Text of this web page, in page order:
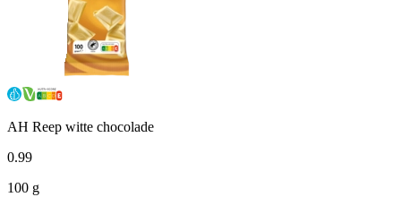
AH Reep witte chocolade
0.99
100 g